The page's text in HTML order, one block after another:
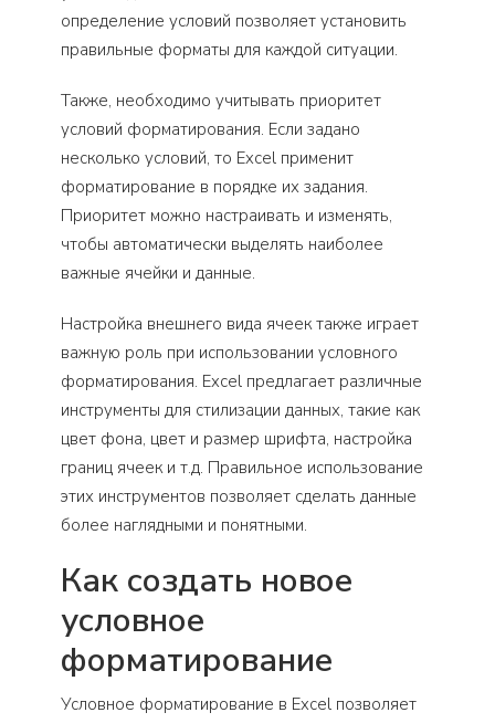
определение условий позволяет установить
правильные форматы для каждой ситуации.
Также, необходимо учитывать приоритет
условий форматирования. Если задано
несколько условий, то Excel применит
форматирование в порядке их задания.
Приоритет можно настраивать и изменять,
чтобы автоматически выделять наиболее
важные ячейки и данные.
Настройка внешнего вида ячеек также играет
важную роль при использовании условного
форматирования. Excel предлагает различные
инструменты для стилизации данных, такие как
цвет фона, цвет и размер шрифта, настройка
границ ячеек и т.д. Правильное использование
этих инструментов позволяет сделать данные
более наглядными и понятными.
Как создать новое
условное
форматирование
Условное форматирование в Excel позволяет